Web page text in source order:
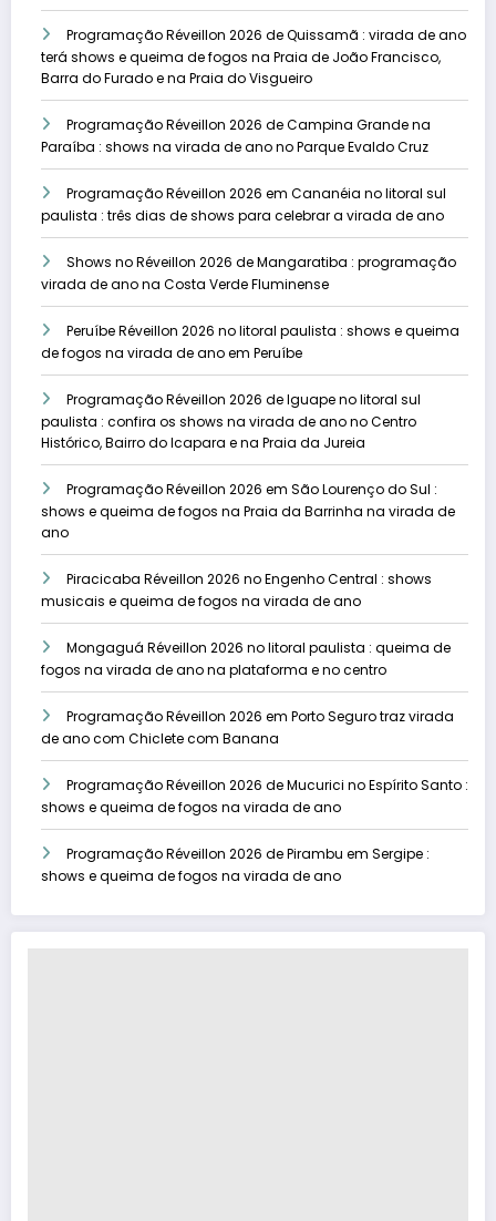
Programação Réveillon 2026 de Quissamã : virada de ano
terá shows e queima de fogos na Praia de João Francisco,
Barra do Furado e na Praia do Visgueiro
Programação Réveillon 2026 de Campina Grande na
Paraíba : shows na virada de ano no Parque Evaldo Cruz
Programação Réveillon 2026 em Cananéia no litoral sul
paulista : três dias de shows para celebrar a virada de ano
Shows no Réveillon 2026 de Mangaratiba : programação
virada de ano na Costa Verde Fluminense
Peruíbe Réveillon 2026 no litoral paulista : shows e queima
de fogos na virada de ano em Peruíbe
Programação Réveillon 2026 de Iguape no litoral sul
paulista : confira os shows na virada de ano no Centro
Histórico, Bairro do Icapara e na Praia da Jureia
Programação Réveillon 2026 em São Lourenço do Sul :
shows e queima de fogos na Praia da Barrinha na virada de
ano
Piracicaba Réveillon 2026 no Engenho Central : shows
musicais e queima de fogos na virada de ano
Mongaguá Réveillon 2026 no litoral paulista : queima de
fogos na virada de ano na plataforma e no centro
Programação Réveillon 2026 em Porto Seguro traz virada
de ano com Chiclete com Banana
Programação Réveillon 2026 de Mucurici no Espírito Santo :
shows e queima de fogos na virada de ano
Programação Réveillon 2026 de Pirambu em Sergipe :
shows e queima de fogos na virada de ano